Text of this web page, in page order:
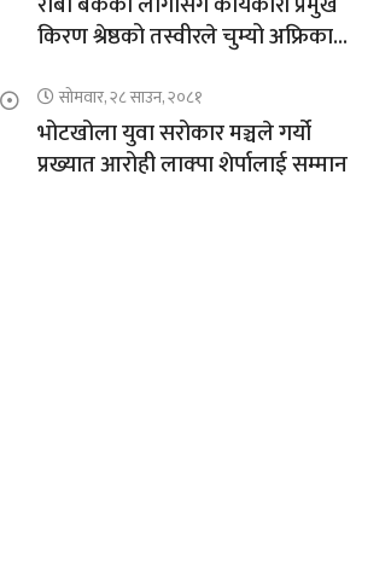
किरण श्रेष्ठको तस्वीरले चुम्यो अफ्रिकाको
सोमवार, २८ साउन, २०८१
भोटखोला युवा सरोकार मञ्चले गर्यो
प्रख्यात आरोही लाक्पा शेर्पालाई सम्मान